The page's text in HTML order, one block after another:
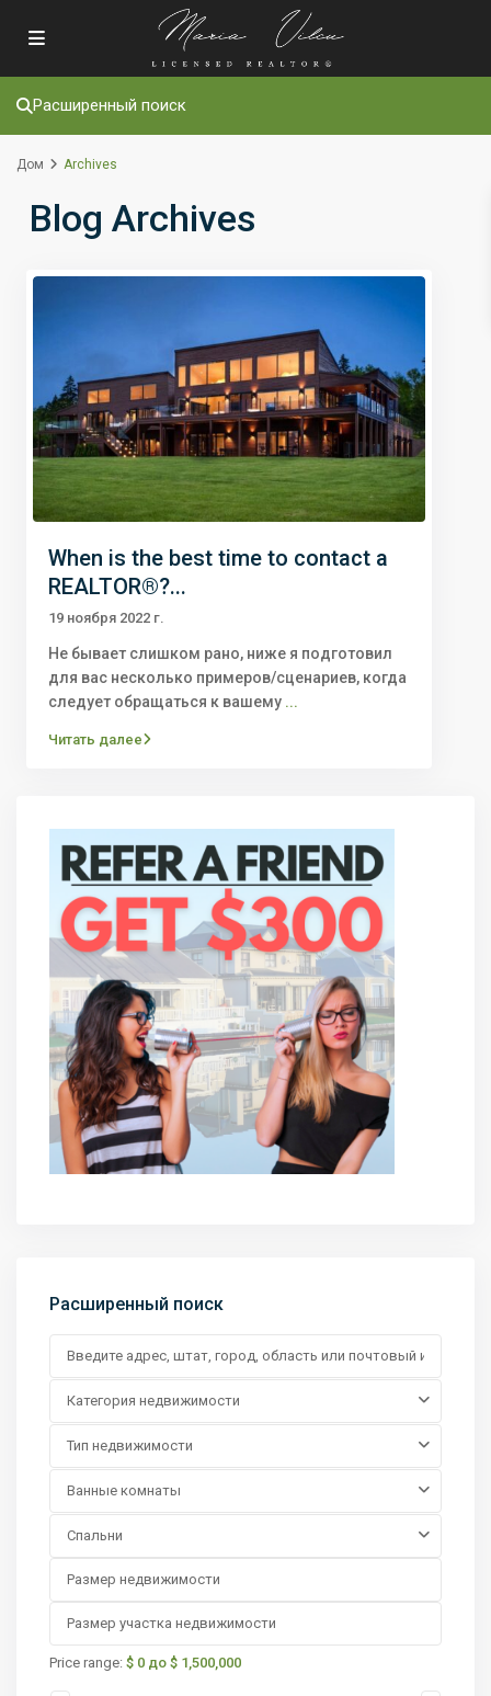
Расширенный поиск
Дом Archives
Blog Archives
When is the best time to contact a
REALTOR®?...
19 ноября 2022 г.
Не бывает слишком рано, ниже я подготовил
для вас несколько примеров/сценариев, когда
следует обращаться к вашему ...
Читать далее
Расширенный поиск
Категория недвижимости
Тип недвижимости
Ванные комнаты
Спальни
Price range: $ 0 до $ 1,500,000